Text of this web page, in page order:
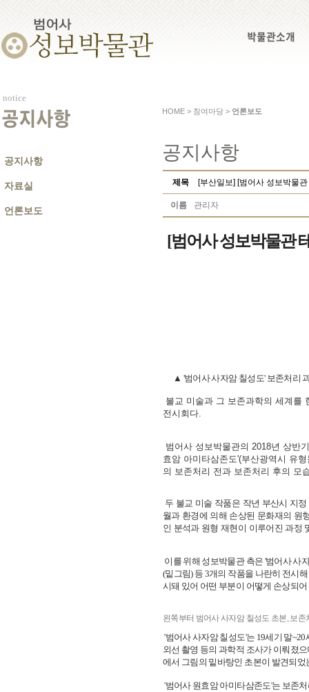
박물관소개
notice
공지사항
공지사항
자료실
언론보도
HOME > 참여마당 > 언론보도
공지사항
제목 [부산일보] [범어사 성보박물
이름 관리자
[범어사 성보박물관
▲ '범어사 사자암 칠성도' 보존처리
불교 미술과 그 보존과학의 세계를
전시회다.
범어사 성보박물관의 2018년 상반
효암 아미타삼존도'(부산광역시 유
의 보존처리 전과 보존처리 후의 모
두 불교 미술 작품은 작년 부산시 지
월과 환경에 의해 손상된 문화재의 원
인 분석과 원형 재현이 이루어진 과정
이를 위해 성보박물관 측은 '범어사 사
(밑그림) 등 3개의 작품을 나란히 전시
시돼 있어 어떤 부분이 어떻게 손상되
왼쪽부터 범어사 사자암 칠성도 초본, 보
'범어사 사자암 칠성도'는 19세기 말
외선 촬영 등의 과학적 조사가 이뤄졌
에서 그림의 밑바탕인 초본이 발견되었
'범어사 원효암 아미타삼존도'는 보존